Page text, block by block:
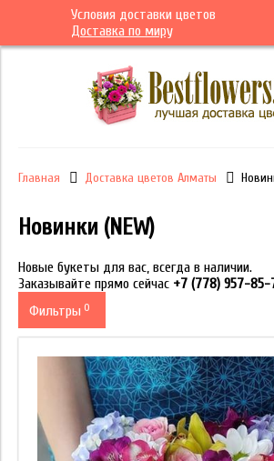
Условия доставки цветов
Доставка по миру
Главная Доставка цветов Алматы
Новинки (NEW)
Новые букеты для вас, всегда в наличии.
Заказывайте прямо сейчас +7 (778) 957-85-
Фильтры 0
Цена